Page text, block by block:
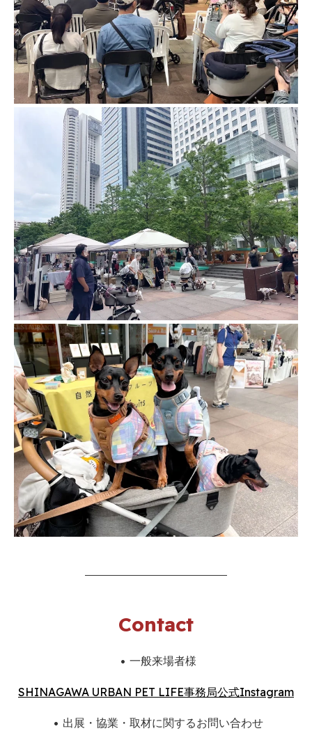
Contact
• 一般来場者様
SHINAGAWA URBAN PET LIFE事務局公式Instagram
• 出展・協業・取材に関するお問い合わせ